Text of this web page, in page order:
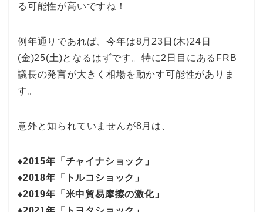
る可能性が高いですね！
例年通りであれば、今年は8月23日(木)24日
(金)25(土)となるはずです。特に2日目にあるFRB
議長の発言が大きく相場を動かす可能性がありま
す。
意外と知られていませんが8月は、
♦2015年「チャイナショック」
♦2018年「トルコショック」
♦2019年「米中貿易摩擦の激化」